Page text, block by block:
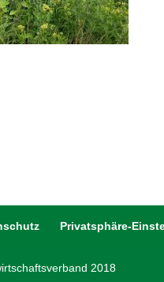
Privatsphäre-
2018